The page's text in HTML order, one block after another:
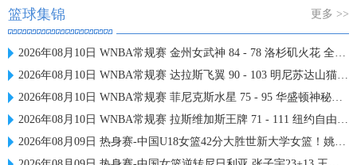
篮球集锦 更多 >>
2026年08月10日 WNBA常规赛 金州女武神 84 - 78 洛杉矶火花 全场集锦
2026年08月10日 WNBA常规赛 达拉斯飞翼 90 - 103 明尼苏达山猫 全场集锦
2026年08月10日 WNBA常规赛 菲尼克斯水星 75 - 95 华盛顿神秘人 全场集锦
2026年08月10日 WNBA常规赛 拉斯维加斯王牌 71 - 111 纽约自由人 全场集锦
2026年08月09日 热身赛-中国U18女篮42分大胜世新大学女篮！姚子萱12前场板